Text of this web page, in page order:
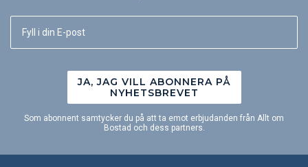
JA, JAG VILL ABONNERA PÅ
NYHETSBREVET
Som abonnent samtycker du på att ta emot erbjudanden från Allt om
Bostad och dess partners.